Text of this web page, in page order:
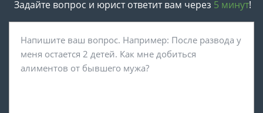
Задайте вопрос и юрист ответит вам через 5 минут!